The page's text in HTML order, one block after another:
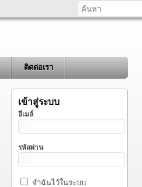
ติดต่อเรา
เข้าสู่ระบบ
อีเมล์
รหัสผ่าน
จำฉันไว้ในระบบ